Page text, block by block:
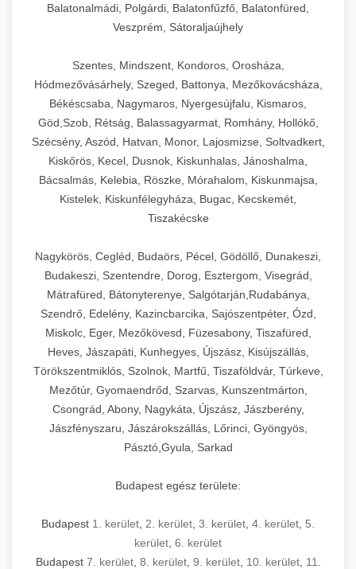
Balatonalmádi, Polgárdi, Balatonfűzfő, Balatonfüred,
Veszprém, Sátoraljaújhely
Szentes, Mindszent, Kondoros, Orosháza,
Hódmezővásárhely, Szeged, Battonya, Mezőkovácsháza,
Békéscsaba, Nagymaros, Nyergesújfalu, Kismaros,
Göd,Szob, Rétság, Balassagyarmat, Romhány, Hollókő,
Szécsény, Aszód, Hatvan, Monor, Lajosmizse, Soltvadkert,
Kiskőrös, Kecel, Dusnok, Kiskunhalas, Jánoshalma,
Bácsalmás, Kelebia, Röszke, Mórahalom, Kiskunmajsa,
Kistelek, Kiskunfélegyháza, Bugac, Kecskemét,
Tiszakécske
Nagykörös, Cegléd, Budaörs, Pécel, Gödöllő, Dunakeszi,
Budakeszi, Szentendre, Dorog, Esztergom, Visegrád,
Mátrafüred, Bátonyterenye, Salgótarján,Rudabánya,
Szendrő, Edelény, Kazincbarcika, Sajószentpéter, Ózd,
Miskolc, Eger, Mezőkövesd, Füzesabony, Tiszafüred,
Heves, Jászapáti, Kunhegyes, Újszász, Kisújszállás,
Törökszentmiklós, Szolnok, Martfű, Tiszaföldvár, Túrkeve,
Mezőtúr, Gyomaendrőd, Szarvas, Kunszentmárton,
Csongrád, Abony, Nagykáta, Újszász, Jászberény,
Jászfényszaru, Jászárokszállás, Lőrinci, Gyöngyös,
Pásztó,Gyula, Sarkad
Budapest egész területe:
Budapest 1. kerület 2. kerület 3. kerület 4. kerület 5.
kerület 6. kerület
Budapest 7. kerület, 8. kerület, 9. kerület, 10. kerület, 11.